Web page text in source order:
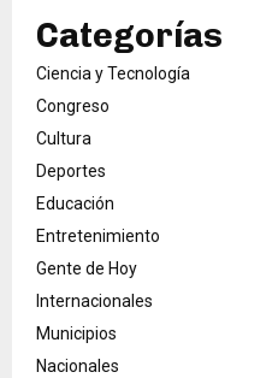
Categorías
Ciencia y Tecnología
Congreso
Cultura
Deportes
Educación
Entretenimiento
Gente de Hoy
Internacionales
Municipios
Nacionales